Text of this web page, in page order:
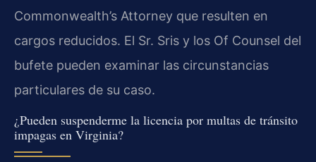
Commonwealth’s Attorney que resulten en
cargos reducidos. El Sr. Sris y los Of Counsel del
bufete pueden examinar las circunstancias
particulares de su caso.
¿Pueden suspenderme la licencia por multas de tránsito
impagas en Virginia?